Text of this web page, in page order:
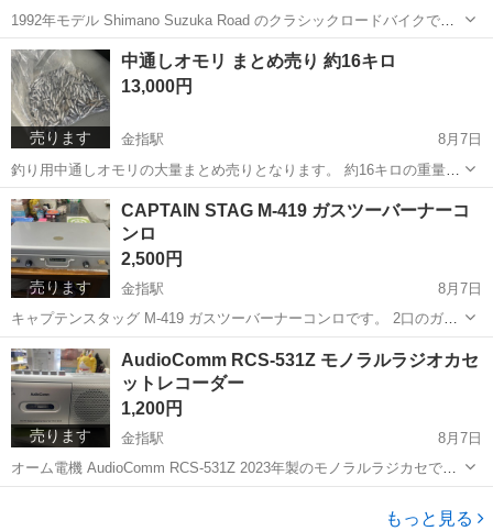
1992年モデル Shimano Suzuka Road のクラシックロードバイクで
す。 TANGE CR‑MO STEEL スチールフレームを採用、シマノ105コ
ンポーネントが搭載されています。 LOOKビンディングペダル...
静岡 浜松市 金指駅 クロスバイク シマノ
売ります
中通しオモリ まとめ売り 約16キロ
13,000円
金指駅
8月7日
釣り用中通しオモリの大量まとめ売りとなります。 約16キロの重量が
あり、河川釣り、堤防釣り、船釣りなど様々な釣りシーンで活用でき
ます。 穴が貫通しているタイプでラインを通すだけで簡単にセット可
能です。 多くの個数があるため、...
静岡 浜松市
売ります
CAPTAIN STAG M-419 ガスツーバーナーコ
ンロ
2,500円
金指駅
8月7日
キャプテンスタッグ M-419 ガスツーバーナーコンロです。 2口のガス
バーナーを搭載し、キャンプやバーベキュー、屋外イベントなどで同
時に2つの調理が可能です。 アルミ製のコンパクトなボディで、折り
たたみ式の脚で収納時はフラ...
静岡 浜松市
売ります
AudioComm RCS-531Z モノラルラジオカセ
ットレコーダー
1,200円
金指駅
8月7日
オーム電機 AudioComm RCS-531Z 2023年製のモノラルラジカセで
す。 AM/FMラジオ、カセットテープの再生・録音機能を搭載し、ワイ
ドFMに対応しています。 AC電源と単2形乾電池×4本の2電源方式に対
もっと見る